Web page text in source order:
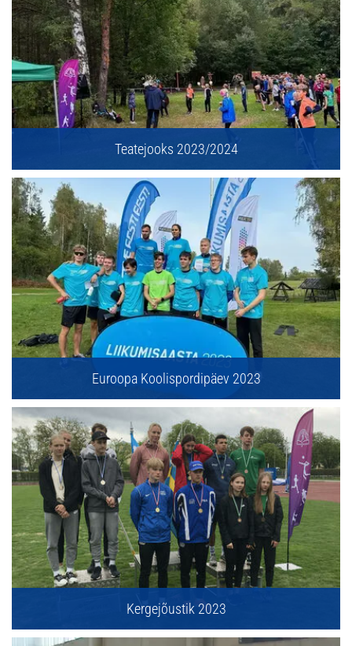
Teatejooks 2023/2024
Euroopa Koolispordipäev 2023
Kergejõustik 2023